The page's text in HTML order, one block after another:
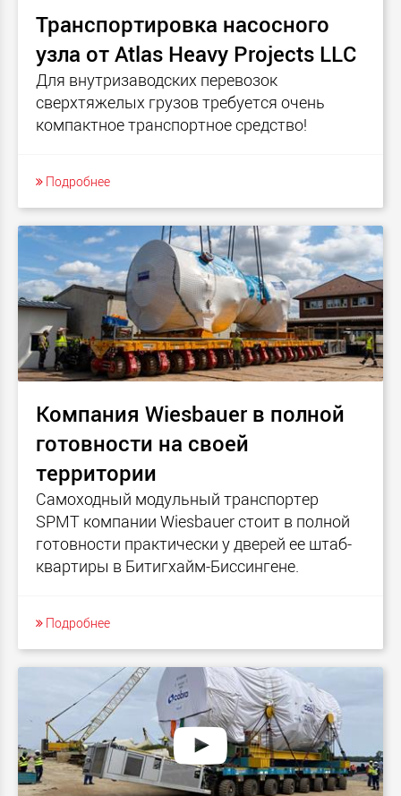
Транспортировка насосного
узла от Atlas Heavy Projects LLC
Для внутризаводских перевозок
сверхтяжелых грузов требуется очень
компактное транспортное средство!
Подробнее
Компания Wiesbauer в полной
готовности на своей
территории
Самоходный модульный транспортер
SPMT компании Wiesbauer стоит в полной
готовности практически у дверей ее штаб-
квартиры в Битигхайм-Биссингене.
Подробнее